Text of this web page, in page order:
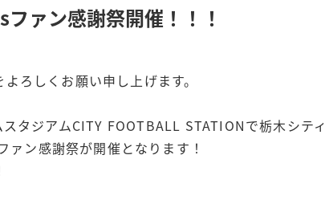
ァン感謝祭開催！！！
ろしくお願い申し上げます。
タジアムCITY FOOTBALL STATIONで栃木シティ
ン感謝祭が開催となります！